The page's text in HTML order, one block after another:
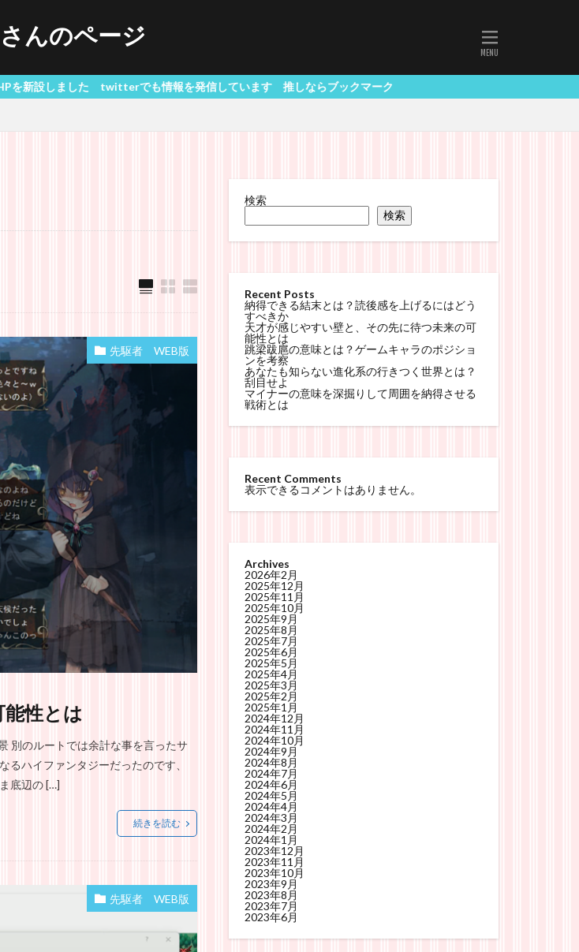
んのページ
でも情報を発信しています 推しならブックマーク
先駆者 WEB版
性とは
別のルートでは余計な事を言ったサ
ハイファンタジーだったのです、
底辺の […]
続きを読む
先駆者 WEB版
検索
検索
Recent Posts
納得できる結末とは？読後感を上げるにはどう
すべきか
天才が感じやすい壁と、その先に待つ未来の可
能性とは
跳梁跋扈の意味とは？ゲームキャラのポジショ
ンを考察
あなたも知らない進化系の行きつく世界とは？
刮目せよ
マイナーの意味を深掘りして周囲を納得させる
戦術とは
Recent Comments
表示できるコメントはありません。
Archives
2026年2月
2025年12月
2025年11月
2025年10月
2025年9月
2025年8月
2025年7月
2025年6月
2025年5月
2025年4月
2025年3月
2025年2月
2025年1月
2024年12月
2024年11月
2024年10月
2024年9月
2024年8月
2024年7月
2024年6月
2024年5月
2024年4月
2024年3月
2024年2月
2024年1月
2023年12月
2023年11月
2023年10月
2023年9月
2023年8月
2023年7月
2023年6月